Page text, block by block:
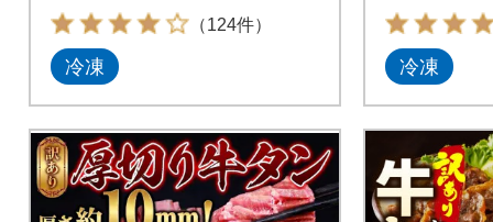
（124件）
冷凍 冷凍